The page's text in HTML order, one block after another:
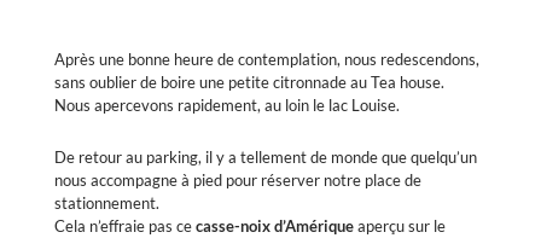
Après une bonne heure de contemplation, nous redescendons,
sans oublier de boire une petite citronnade au Tea house.
Nous apercevons rapidement, au loin le lac Louise.
De retour au parking, il y a tellement de monde que quelqu’un
nous accompagne à pied pour réserver notre place de
stationnement.
Cela n’effraie pas cecasse-noix d’Amériqueaperçu sur le